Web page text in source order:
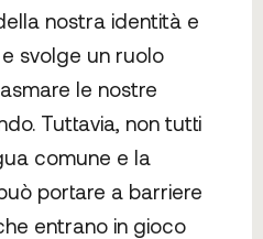
nostra identità e
svolge un ruolo
le nostre
Tuttavia, non tutti
comune e la
portare a barriere
entrano in gioco